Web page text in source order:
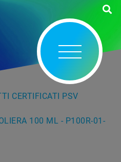
CERTIFICATI PSV
100 ML - P100R-01-